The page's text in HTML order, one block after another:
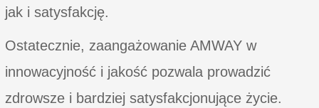
jak i satysfakcję.
Ostatecznie, zaangażowanie AMWAY w
innowacyjność i jakość pozwala prowadzić
zdrowsze i bardziej satysfakcjonujące życie.